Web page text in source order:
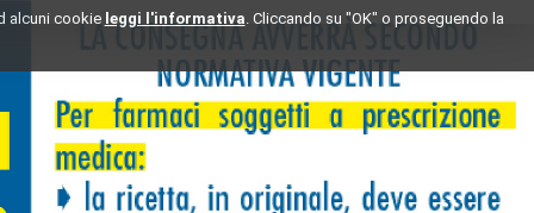
alcuni cookie leggi l'informativa. Cliccando su "OK" o proseguendo la